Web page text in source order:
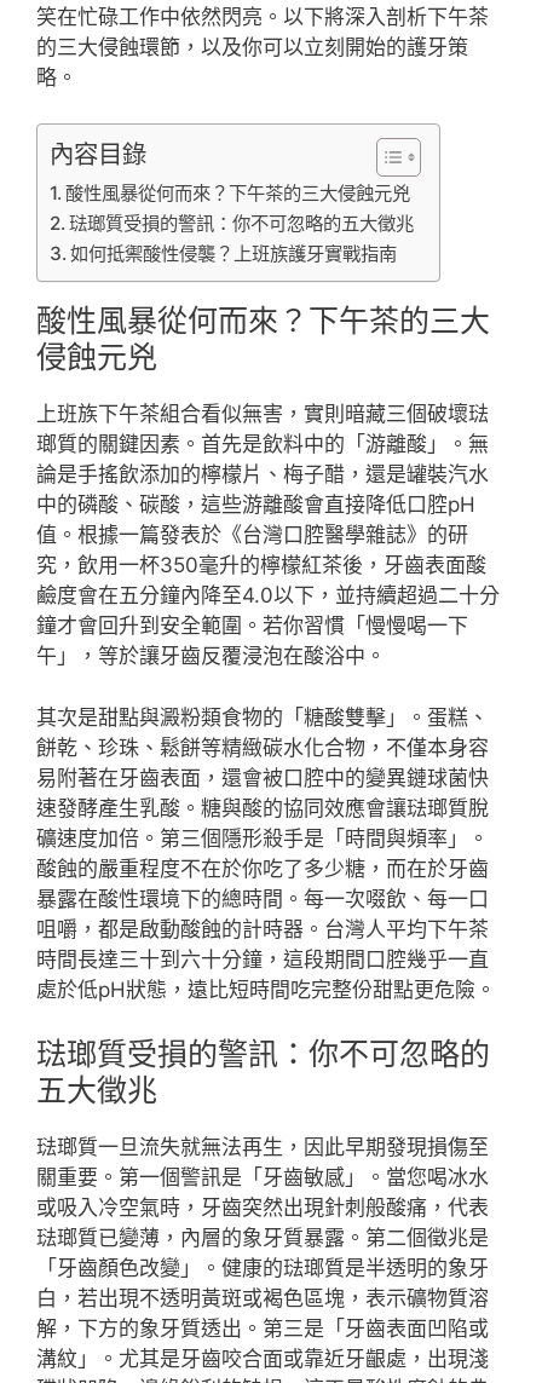
笑在忙碌工作中依然閃亮。以下將深入剖析下午茶
的三大侵蝕環節，以及你可以立刻開始的護牙策
略。
內容目錄
酸性風暴從何而來？下午茶的三大侵蝕元兇
琺瑯質受損的警訊：你不可忽略的五大徵兆
如何抵禦酸性侵襲？上班族護牙實戰指南
酸性風暴從何而來？下午茶的三大
侵蝕元兇
上班族下午茶組合看似無害，實則暗藏三個破壞琺
瑯質的關鍵因素。首先是飲料中的「游離酸」。無
論是手搖飲添加的檸檬片、梅子醋，還是罐裝汽水
中的磷酸、碳酸，這些游離酸會直接降低口腔pH
值。根據一篇發表於《台灣口腔醫學雜誌》的研
究，飲用一杯350毫升的檸檬紅茶後，牙齒表面酸
鹼度會在五分鐘內降至4.0以下，並持續超過二十分
鐘才會回升到安全範圍。若你習慣「慢慢喝一下
午」，等於讓牙齒反覆浸泡在酸浴中。
其次是甜點與澱粉類食物的「糖酸雙擊」。蛋糕、
餅乾、珍珠、鬆餅等精緻碳水化合物，不僅本身容
易附著在牙齒表面，還會被口腔中的變異鏈球菌快
速發酵產生乳酸。糖與酸的協同效應會讓琺瑯質脫
礦速度加倍。第三個隱形殺手是「時間與頻率」。
酸蝕的嚴重程度不在於你吃了多少糖，而在於牙齒
暴露在酸性環境下的總時間。每一次啜飲、每一口
咀嚼，都是啟動酸蝕的計時器。台灣人平均下午茶
時間長達三十到六十分鐘，這段期間口腔幾乎一直
處於低pH狀態，遠比短時間吃完整份甜點更危險。
琺瑯質受損的警訊：你不可忽略的
五大徵兆
琺瑯質一旦流失就無法再生，因此早期發現損傷至
關重要。第一個警訊是「牙齒敏感」。當您喝冰水
或吸入冷空氣時，牙齒突然出現針刺般酸痛，代表
琺瑯質已變薄，內層的象牙質暴露。第二個徵兆是
「牙齒顏色改變」。健康的琺瑯質是半透明的象牙
白，若出現不透明黃斑或褐色區塊，表示礦物質溶
解，下方的象牙質透出。第三是「牙齒表面凹陷或
溝紋」。尤其是牙齒咬合面或靠近牙齦處，出現淺